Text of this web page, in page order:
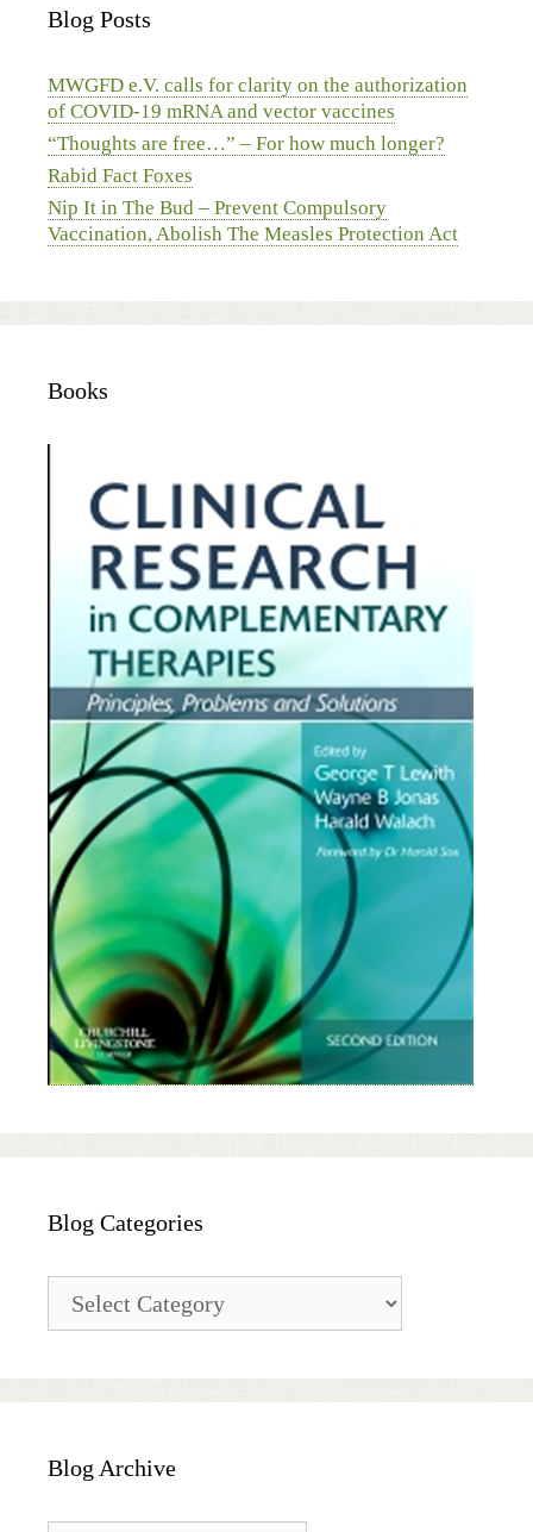
Blog Posts
MWGFD e.V. calls for clarity on the authorization
of COVID-19 mRNA and vector vaccines
“Thoughts are free…” – For how much longer?
Rabid Fact Foxes
Nip It in The Bud – Prevent Compulsory
Vaccination, Abolish The Measles Protection Act
Books
Blog Categories
Categories
Blog Archive